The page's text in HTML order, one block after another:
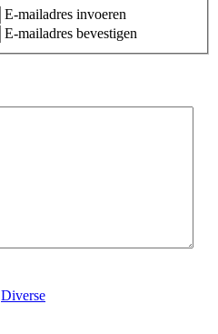
E-mailadres invoeren
E-mailadres bevestigen
Diverse